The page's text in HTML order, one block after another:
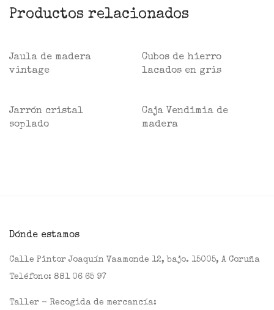
Productos relacionados
Jaula de madera
vintage
Cubos de hierro
lacados en gris
Jarrón cristal
soplado
Caja Vendimia de
madera
Dónde estamos
Calle Pintor Joaquín Vaamonde 12, bajo. 15005, A Coruña
Teléfono: 881 06 65 97
Taller - Recogida de mercancía: